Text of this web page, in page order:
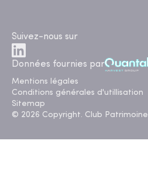
Suivez-nous sur
Données fournies par
Mentions légales
Conditions générales d'utillisation
Sitemap
© 2026 Copyright. Club Patrimoine